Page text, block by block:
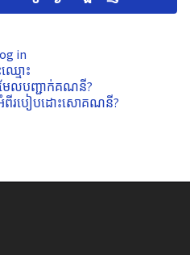
in
មោះ
ែលបញ្ជាក់គណនី?
ពីរបៀបដោះសោគណនី?
ស្អាត at Facebook
បំពាក់ស្អាត at Instagram